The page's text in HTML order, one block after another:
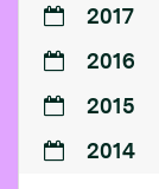
2017
2016
2015
2014